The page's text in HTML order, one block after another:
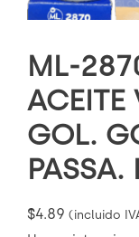
ML-
ACEITE
GOL.
PASSA.
$4.89 (incluido